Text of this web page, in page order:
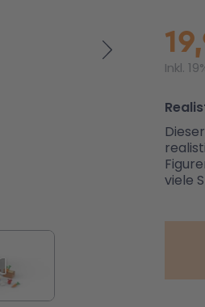
Inkl.
viele